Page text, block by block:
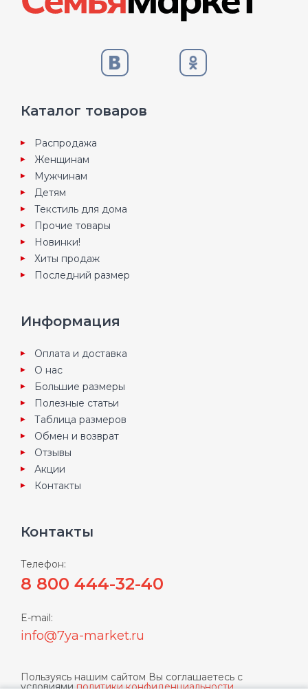
Каталог товаров
Распродажа
Женщинам
Мужчинам
Детям
Текстиль для дома
Прочие товары
Новинки!
Хиты продаж
Последний размер
Информация
Оплата и доставка
О нас
Большие размеры
Полезные статьи
Таблица размеров
Обмен и возврат
Отзывы
Акции
Контакты
Контакты
Телефон:
8 800 444-32-40
E-mail:
info@7ya-market.ru
Пользуясь нашим сайтом Вы соглашаетесь с
условиямиполитики конфиденциальности